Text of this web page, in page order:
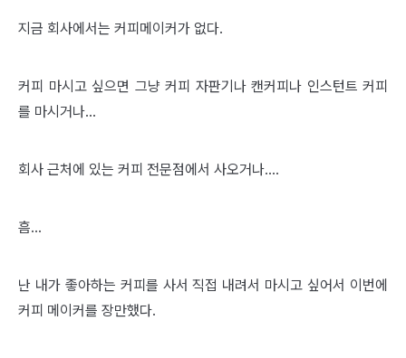
지금 회사에서는 커피메이커가 없다.
커피 마시고 싶으면 그냥 커피 자판기나 캔커피나 인스턴트 커피
를 마시거나...
회사 근처에 있는 커피 전문점에서 사오거나....
흠...
난 내가 좋아하는 커피를 사서 직접 내려서 마시고 싶어서 이번에
커피 메이커를 장만했다.